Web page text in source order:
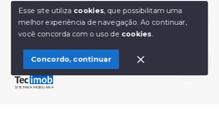
Olá! Estamos disponíveis para te ajudar.
Facebook
Youtube
© Copyright 2026 - Sérgio Silveira Imóveis - Todos os
direitos reservados
SITE PARA IMOBILIARIA
Esse site utiliza cookies, que possibilitam uma
melhor experiência de navegação.Ao continuar,
você concorda com o uso de cookies.
Concordo, continuar